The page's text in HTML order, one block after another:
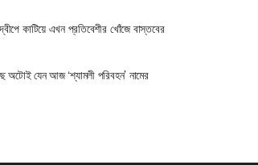
কাটিয়ে এখন প্রতিবেশীর খোঁজে বাস্তবের
অটোই যেন আজ ‘শ্যামলী পরিবহন’ নামের